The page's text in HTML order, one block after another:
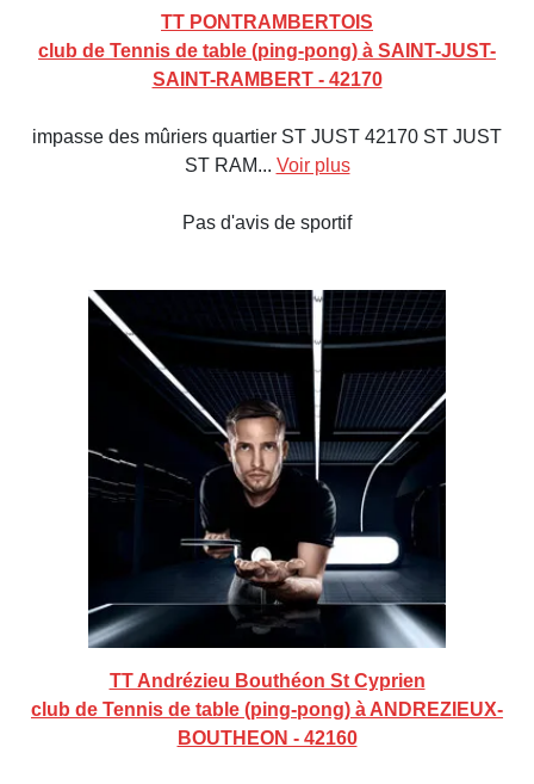
TT PONTRAMBERTOIS
club de Tennis de table (ping-pong) à SAINT-JUST-
SAINT-RAMBERT - 42170
impasse des mûriers quartier ST JUST 42170 ST JUST
ST RAM... Voir plus
Pas d'avis de sportif
TT Andrézieu Bouthéon St Cyprien
club de Tennis de table (ping-pong) à ANDREZIEUX-
BOUTHEON - 42160